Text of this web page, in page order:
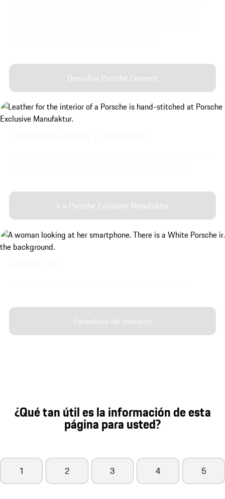
Descubra Porsche Connect
Ir a Porsche Exclusive Manufaktur
Formulario de contacto
¿Qué tan útil es la información de esta
página para usted?
1 2 3 4 5